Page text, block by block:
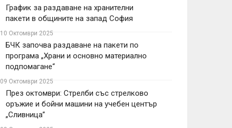
График за раздаване на хранителни
пакети в общините на запад София
10 Октомври 2025
БЧК започва раздаване на пакети по
програма „Храни и основно материално
подпомагане“
09 Октомври 2025
През октомври: Стрелби със стрелково
оръжие и бойни машини на учебен център
„Сливница”